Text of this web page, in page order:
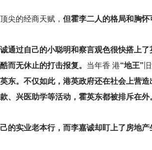
尖的经商天赋， 但霍李二人的格局和胸怀
通过自己的小聪明和察言观色很快搭上
而无休止的打击报复。 当年香 港“地王”
东。不仅如此，港英政府还在社会上营
、兴医助学等活动，霍英东都被排斥在外
的实业老本行，而李嘉诚却盯上了房地产